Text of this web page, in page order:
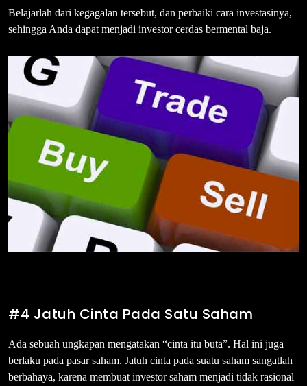
Belajarlah dari kegagalan tersebut, dan perbaiki cara investasinya,
sehingga Anda dapat menjadi investor cerdas bermental baja.
#4 Jatuh Cinta Pada Satu Saham
Ada sebuah ungkapan mengatakan “cinta itu buta”. Hal ini juga
berlaku pada pasar saham. Jatuh cinta pada suatu saham sangatlah
berbahaya, karena membuat investor saham menjadi tidak rasional